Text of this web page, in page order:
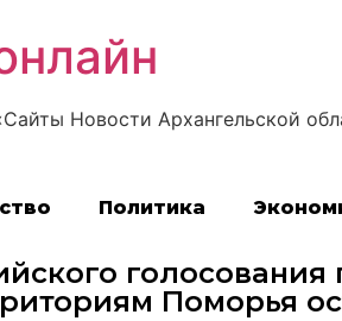
Новости Архангельской
Политика
голосования
Поморья